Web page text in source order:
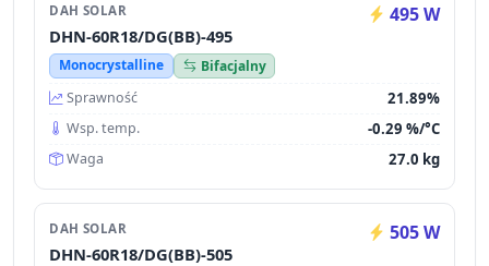
DAH SOLAR 495 W
DHN-60R18/DG(BB)-495
Monocrystalline
Bifacjalny
Sprawność
21.89%
Wsp. temp. -0.29 %/°C
Waga 27.0 kg
DAH SOLAR 505 W
DHN-60R18/DG(BB)-505